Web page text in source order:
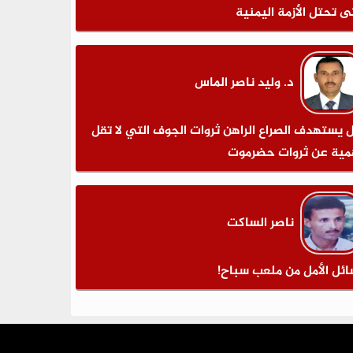
تحتل الأزمة اليمنية
د. وليد ناصر الماس
يستهدف الصراع الراهن ثروات الجوف التي لا تقل
عن ثروات حضرموت
ناصر الساكت
الأمل من ملعب سباح!